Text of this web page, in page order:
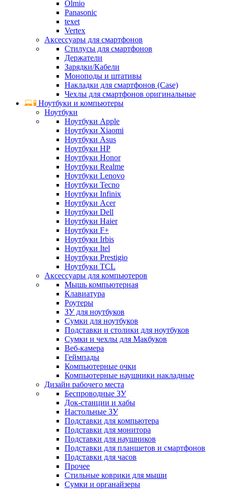
Olmio
Panasonic
texet
Vertex
Аксессуары для смартфонов
Стилусы для смартфонов
Держатели
Зарядки/Кабели
Моноподы и штативы
Накладки для смартфонов (Case)
Чехлы для смартфонов оригинальные
Ноутбуки и компьютеры
Ноутбуки
Ноутбуки Apple
Ноутбуки Xiaomi
Ноутбуки Asus
Ноутбуки HP
Ноутбуки Honor
Ноутбуки Realme
Ноутбуки Lenovo
Ноутбуки Tecno
Ноутбуки Infinix
Ноутбуки Acer
Ноутбуки Dell
Ноутбуки Haier
Ноутбуки F+
Ноутбуки Irbis
Ноутбуки Itel
Ноутбуки Prestigio
Ноутбуки TCL
Аксессуары для компьютеров
Мышь компьютерная
Клавиатура
Роутеры
ЗУ для ноутбуков
Сумки для ноутбуков
Подставки и столики для ноутбуков
Сумки и чехлы для Макбуков
Веб-камера
Геймпады
Компьютерные очки
Компьютерные наушники накладные
Дизайн рабочего места
Беспроводные ЗУ
Док-станции и хабы
Настольные ЗУ
Подставки для компьютера
Подставки для монитора
Подставки для наушников
Подставки для планшетов и смартфонов
Подставки для часов
Прочее
Стильные коврики для мыши
Сумки и органайзеры